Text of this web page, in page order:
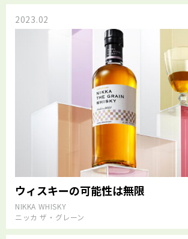
2023.02
ウィスキーの可能性は無限
NIKKA WHISKY
ニッカ ザ・グレーン